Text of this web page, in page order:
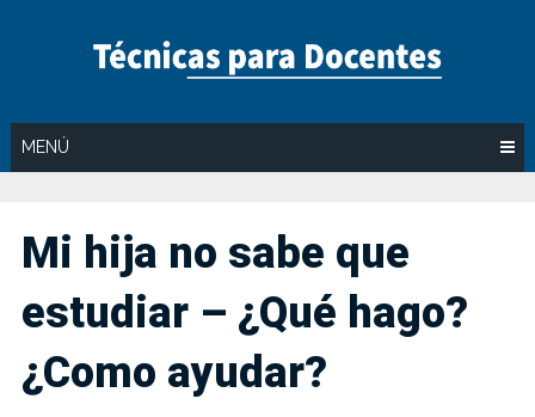
MENÚ
Mi hija no sabe que
estudiar – ¿Qué hago?
¿Como ayudar?